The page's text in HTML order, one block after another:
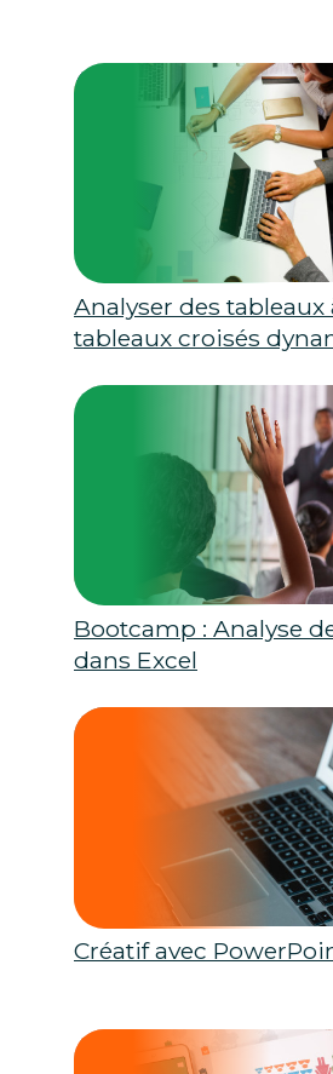
Analyser des tableaux
tableaux croisés
Bootcamp : Analyse
dans Excel
Créatif avec